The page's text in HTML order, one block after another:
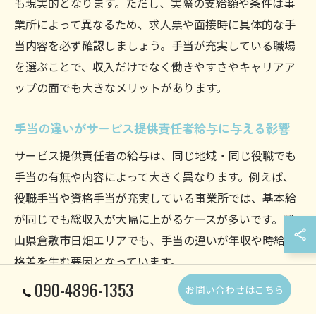
業所によって異なるため、求人票や面接時に具体的な手
当内容を必ず確認しましょう。手当が充実している職場
を選ぶことで、収入だけでなく働きやすさやキャリアア
ップの面でも大きなメリットがあります。
手当の違いがサービス提供責任者給与に与える影響
サービス提供責任者の給与は、同じ地域・同じ役職でも
手当の有無や内容によって大きく異なります。例えば、
役職手当や資格手当が充実している事業所では、基本給
が同じでも総収入が大幅に上がるケースが多いです。岡
山県倉敷市日畑エリアでも、手当の違いが年収や時給の
格差を生む要因となっています。
パートで働く場合も、時給だけでなく手当の内容に着目
090-4896-1353 お問い合わせはこちら